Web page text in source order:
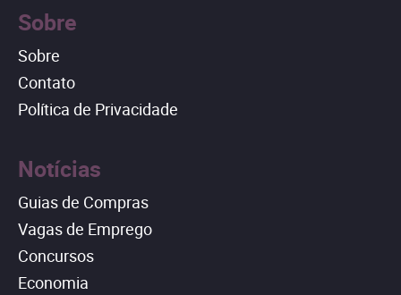
Sobre
Sobre
Contato
Política de Privacidade
Notícias
Guias de Compras
Vagas de Emprego
Concursos
Economia